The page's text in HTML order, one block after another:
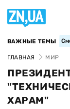
ВАЖНЫЕ ТЕМЫ
ГЛАВНАЯ МИР
ХАРАМ"